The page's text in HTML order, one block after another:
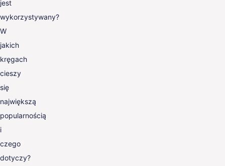
jest
wykorzystywany?
W
jakich
kręgach
cieszy
się
największą
popularnością
i
czego
dotyczy?